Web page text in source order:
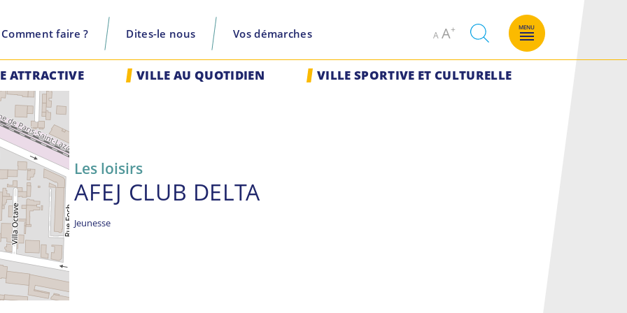
Comment faire ? Dites-le nous Vos démarches A
Decrease
font
AIncrease
size.
recherche
MENU
ATTRACTIVE VILLE AU QUOTIDIEN VILLE SPORTIVE ET CULTURELLE
Les loisirs
AFEJ CLUB DELTA
Jeunesse